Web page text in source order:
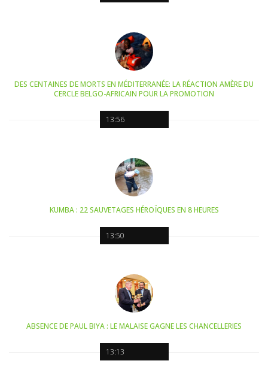
13:56
DES CENTAINES DE MORTS EN MÉDITERRANÉE: LA RÉACTION AMÈRE DU
CERCLE BELGO-AFRICAIN POUR LA PROMOTION
13:50
KUMBA : 22 SAUVETAGES HÉROÏQUES EN 8 HEURES
13:13
ABSENCE DE PAUL BIYA : LE MALAISE GAGNE LES CHANCELLERIES